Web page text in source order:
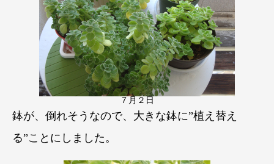
７月２日
鉢が、倒れそうなので、大きな鉢に”植え替え
る”ことにしました。